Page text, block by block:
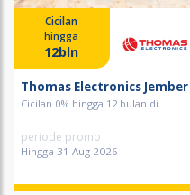
Cicilan
hingga
12bln
Thomas Electronics Jember
Cicilan 0% hingga 12 bulan di...
periode promo
Hingga 31 Aug 2026